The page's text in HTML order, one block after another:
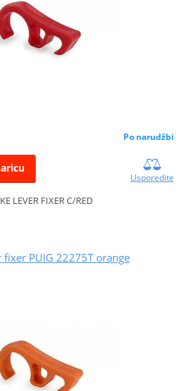
Po narudžbi
Usporedite
LEVER FIXER C/RED
fixer PUIG 22275T orange